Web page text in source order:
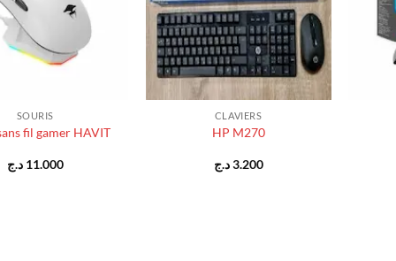
SOURIS
fil gamer HAVIT
11.000 د.ج
CLAVIERS
HP M270
3.200د.ج